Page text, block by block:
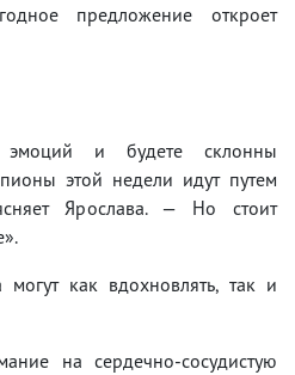
предложение откроет
эмоций и будете склонны
этой недели идут путем
Ярослава. — Но стоит
как вдохновлять, так и
на сердечно-сосудистую